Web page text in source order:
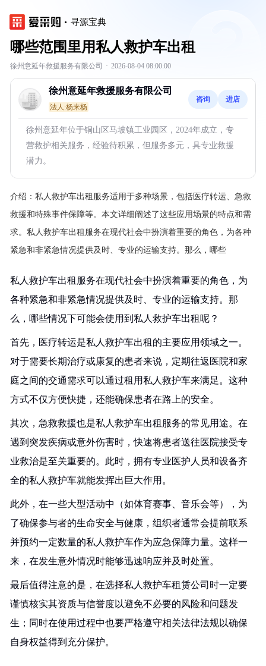
寻源宝典
哪些范围里用私人救护车出租
徐州意延年救援服务有限公司 · 2026-08-04 08:00:00
徐州意延年救援服务有限公司
法人:杨来杨
咨询 进店
徐州意延年位于铜山区马坡镇工业园区，2024年成立，专
营救护相关服务，经验待积累，但服务多元，具专业救援
潜力。
介绍： 私人救护车出租服务适用于多种场景，包括医疗转运、急救
救援和特殊事件保障等。本文详细阐述了这些应用场景的特点和需
求。私人救护车出租服务在现代社会中扮演着重要的角色，为各种
紧急和非紧急情况提供及时、专业的运输支持。那么，哪些
私人救护车出租服务在现代社会中扮演着重要的角色，为
各种紧急和非紧急情况提供及时、专业的运输支持。那
么，哪些情况下可能会使用到私人救护车出租呢？
首先，医疗转运是私人救护车出租的主要应用领域之一。
对于需要长期治疗或康复的患者来说，定期往返医院和家
庭之间的交通需求可以通过租用私人救护车来满足。这种
方式不仅方便快捷，还能确保患者在路上的安全。
其次，急救救援也是私人救护车出租服务的常见用途。在
遇到突发疾病或意外伤害时，快速将患者送往医院接受专
业救治是至关重要的。此时，拥有专业医护人员和设备齐
全的私人救护车就能发挥出巨大作用。
此外，在一些大型活动中（如体育赛事、音乐会等），为
了确保参与者的生命安全与健康，组织者通常会提前联系
并预约一定数量的私人救护车作为应急保障力量。这样一
来，在发生意外情况时能够迅速响应并及时处置。
最后值得注意的是，在选择私人救护车租赁公司时一定要
谨慎核实其资质与信誉度以避免不必要的风险和问题发
生；同时在使用过程中也要严格遵守相关法律法规以确保
自身权益得到充分保护。